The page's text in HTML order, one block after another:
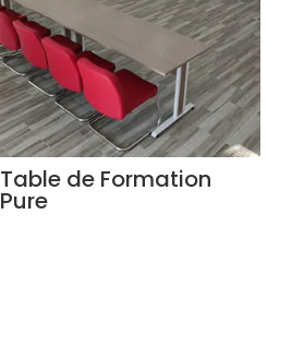
Table de Formation
Pure